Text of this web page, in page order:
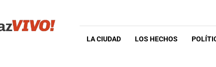
LA CIUDAD LOS HECHOS